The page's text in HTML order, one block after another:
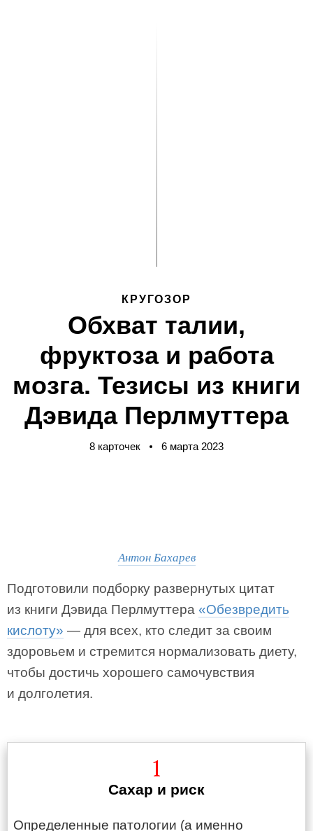
КРУГОЗОР
Обхват талии,
фруктоза и работа
мозга. Тезисы из книги
Дэвида Перлмуттера
8 карточек 6 марта 2023
Антон Бахарев
Подготовили подборку развернутых цитат
из книги Дэвида Перлмуттера «Обезвредить
кислоту» — для всех, кто следит за своим
здоровьем и стремится нормализовать диету,
чтобы достичь хорошего самочувствия
и долголетия.
1
Сахар и риск
Определенные патологии (а именно